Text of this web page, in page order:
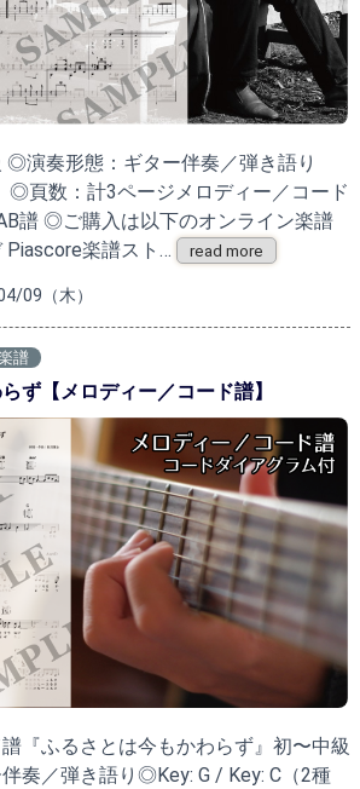
◎演奏形態：ギター伴奏／弾き語り
◎頁数：計3ページメロディー／コード
譜 ◎ご購入は以下のオンライン楽譜
Piascore楽譜スト…
read more
09（木）
譜
ず【メロディー／コード譜】
『ふるさとは今もかわらず』初〜中級
奏／弾き語り◎Key: G / Key: C（2種